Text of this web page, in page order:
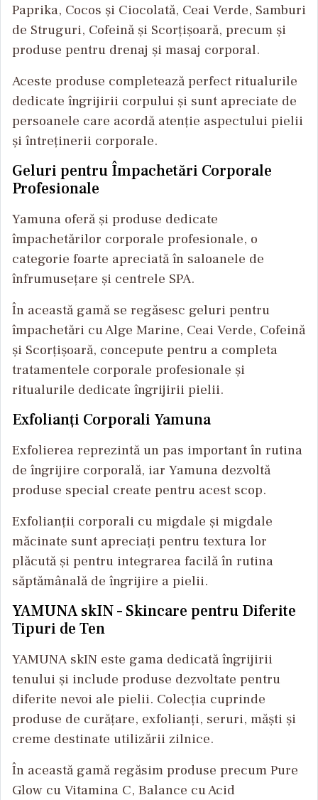
Paprika, Cocos și Ciocolată, Ceai Verde, Samburi
de Struguri, Cofeină și Scorțișoară, precum și
produse pentru drenaj și masaj corporal.
Aceste produse completează perfect ritualurile
dedicate îngrijirii corpului și sunt apreciate de
persoanele care acordă atenție aspectului pielii
și întreținerii corporale.
Geluri pentru Împachetări Corporale
Profesionale
Yamuna oferă și produse dedicate
împachetărilor corporale profesionale, o
categorie foarte apreciată în saloanele de
înfrumusețare și centrele SPA.
În această gamă se regăsesc geluri pentru
împachetări cu Alge Marine, Ceai Verde, Cofeină
și Scorțișoară, concepute pentru a completa
tratamentele corporale profesionale și
ritualurile dedicate îngrijirii pielii.
Exfolianți Corporali Yamuna
Exfolierea reprezintă un pas important în rutina
de îngrijire corporală, iar Yamuna dezvoltă
produse special create pentru acest scop.
Exfolianții corporali cu migdale și migdale
măcinate sunt apreciați pentru textura lor
plăcută și pentru integrarea facilă în rutina
săptămânală de îngrijire a pielii.
YAMUNA skIN – Skincare pentru Diferite
Tipuri de Ten
YAMUNA skIN este gama dedicată îngrijirii
tenului și include produse dezvoltate pentru
diferite nevoi ale pielii. Colecția cuprinde
produse de curățare, exfolianți, seruri, măști și
creme destinate utilizării zilnice.
În această gamă regăsim produse precum Pure
Glow cu Vitamina C, Balance cu Acid